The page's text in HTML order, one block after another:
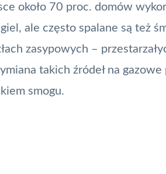
około 70 proc. domów
ale często spalane są też
zasypowych –
takich źródeł na
smogu.